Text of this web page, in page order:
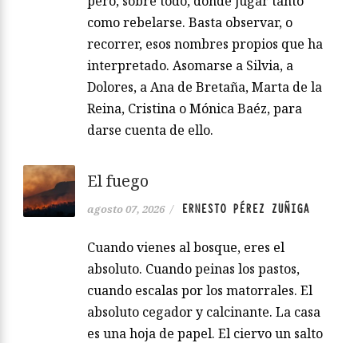
como rebelarse. Basta observar, o
recorrer, esos nombres propios que ha
interpretado. Asomarse a Silvia, a
Dolores, a Ana de Bretaña, Marta de la
Reina, Cristina o Mónica Baéz, para
darse cuenta de ello.
El fuego
agosto 07, 2026 / ERNESTO PÉREZ ZUÑIGA
Cuando vienes al bosque, eres el
absoluto. Cuando peinas los pastos,
cuando escalas por los matorrales. El
absoluto cegador y calcinante. La casa
es una hoja de papel. El ciervo un salto